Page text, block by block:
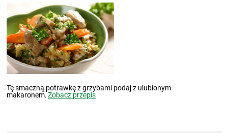
Tę smaczną potrawkę z grzybami podaj z ulubionym
makaronem.Zobacz przepis